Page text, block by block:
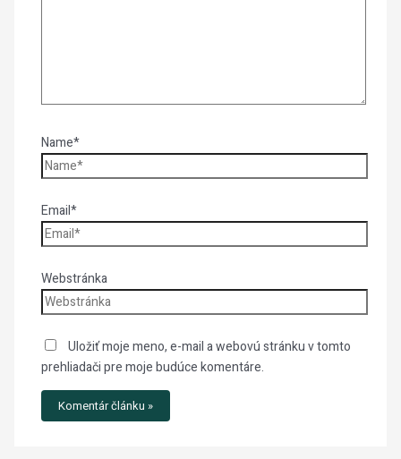
Name*
Email*
Webstránka
Uložiť moje meno, e-mail a webovú stránku v tomto
prehliadači pre moje budúce komentáre.